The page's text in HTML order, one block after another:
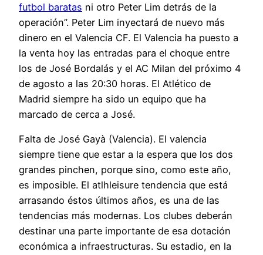
futbol baratas ni otro Peter Lim detrás de la
operación”. Peter Lim inyectará de nuevo más
dinero en el Valencia CF. El Valencia ha puesto a
la venta hoy las entradas para el choque entre
los de José Bordalás y el AC Milan del próximo 4
de agosto a las 20:30 horas. El Atlético de
Madrid siempre ha sido un equipo que ha
marcado de cerca a José.
Falta de José Gayà (Valencia). El valencia
siempre tiene que estar a la espera que los dos
grandes pinchen, porque sino, como este año,
es imposible. El atlhleisure tendencia que está
arrasando éstos últimos años, es una de las
tendencias más modernas. Los clubes deberán
destinar una parte importante de esa dotación
económica a infraestructuras. Su estadio, en la